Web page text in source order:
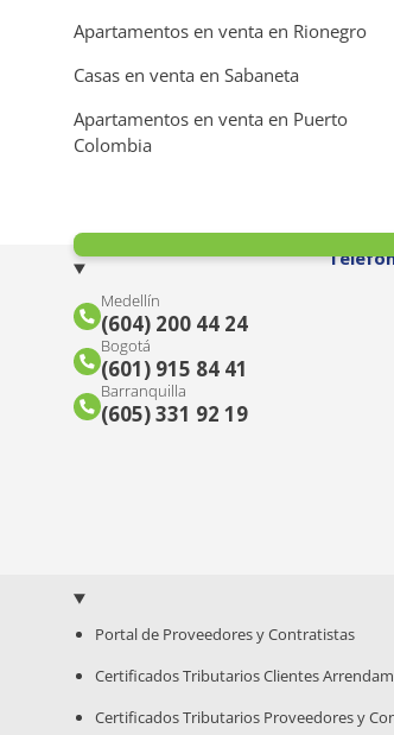
Apartamentos en venta en Rionegro
Casas en venta en Sabaneta
Apartamentos en venta en Puerto
Colombia
Medellín
(604) 200 44 24
Bogotá
(601) 915 84 41
Barranquilla
(605) 331 92 19
Portal de Proveedores y Contratistas
Certificados Tributarios Clientes
Certificados Tributarios Proveedores y